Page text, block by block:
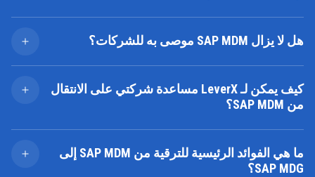
هل لا يزال SAP MDM موصى به للشركات؟
في حين أن SAP MDM كان الأساس لإدارة البيانات الفعالة،
هذه الأدوات الحديثة إمكانيات محسنة لإدارة البيانات الرئيسية
وضمان جودة البيانات عبر المنظمة بأكملها، مما يجعلها الخيار
كيف يمكن لـ LeverX مساعدة شركتي على الانتقال
من SAP MDM؟
تتخصص LeverX في مساعدة الشركات على الانتقال من SAP
سلسًا، مع الحفاظ على سلامة البيانات وتقليل أي تعطل في
العمليات. كما نقدم دعمًا مستمرًا لتحسين أنظمة إدارة البيانات
ما هي الفوائد الرئيسية للترقية من SAP MDM إلى
SAP MDG؟